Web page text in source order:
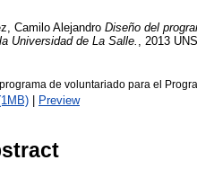
Camilo Alejandro Diseño del
Universidad de La Salle.
, 2013
de voluntariado para el
| Preview